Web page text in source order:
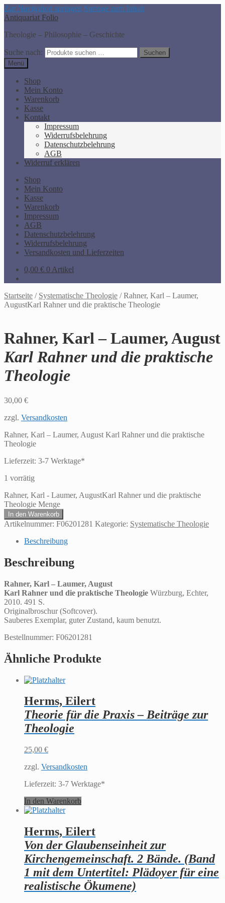
Zur Navigation springen Springe zum Inhalt
Antiquariat Folio
Theologie – Philosophie – Geschichte
Suche nach:
Suchen
Menü
Shop
Mein Konto
Warenkorb
Kasse
Kontakt
Impressum
Widerrufsbelehrung
Datenschutzbelehrung
AGB
Widerruf erklären
Shop
Mein Konto
Kasse
Warenkorb
Impressum
AGB
Datenschutzbelehrung
Widerrufsbelehrung
Versandkosten und Lieferzeiten
0,00 € 0 Artikel
Startseite / Systematische Theologie /Rahner, Karl – Laumer,
AugustKarl Rahner und die praktische Theologie
Rahner, Karl – Laumer, August
Karl Rahner und die praktische
Theologie
30,00 €
zzgl. Versandkosten
Rahner, Karl – Laumer, August Karl Rahner und die praktische
Theologie
Lieferzeit: 3-7 Werktage*
1 vorrätig
Rahner, Karl - Laumer, AugustKarl Rahner und die praktische
Theologie Menge
In den Warenkorb
Artikelnummer: F06201281 Kategorie: Systematische Theologie
Beschreibung
Beschreibung
Rahner, Karl – Laumer, August
Karl Rahner und die praktische Theologie Würzburg, Echter,
2010. 491 S.
Originalbroschur (Softcover).
Sauberes Exemplar, guter Zustand, kaum benutzt.
Bestellnummer: F06201281
Ähnliche Produkte
Herms, Eilert
Theorie für die Praxis – Beiträge zur
Theologie
25,00 €
zzgl. Versandkosten
Lieferzeit: 3-7 Werktage*
In den Warenkorb
Herms, Eilert
Von der Glaubenseinheit zur
Kirchengemeinschaft. 2 Bände. (Band
1 mit dem Untertitel: Plädoyer für eine
realistische Ökumene)